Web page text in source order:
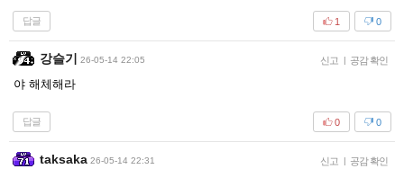
답글 0
1
강슬기 26-05-14 22:05 신고 | 공감 확인
야 해체해라
답글 0
0
taksaka 26-05-14 22:31 신고 | 공감 확인